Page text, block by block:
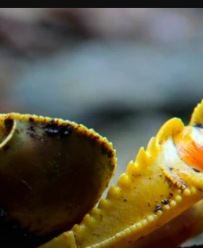
Открыть приложение